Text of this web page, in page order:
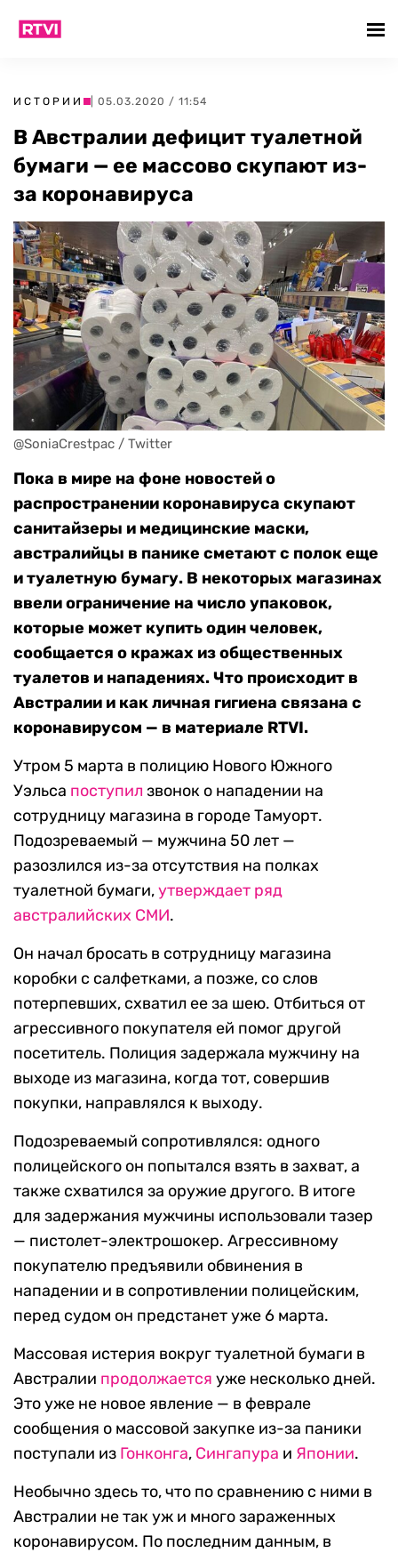
ИСТОРИИ | 05.03.2020 / 11:54
В Австралии дефицит туалетной
бумаги — ее массово скупают из-
за коронавируса
@SoniaCrestpac / Twitter
Пока в мире на фоне новостей о
распространении коронавируса скупают
санитайзеры и медицинские маски,
австралийцы в панике сметают с полок еще
и туалетную бумагу. В некоторых магазинах
ввели ограничение на число упаковок,
которые может купить один человек,
сообщается о кражах из общественных
туалетов и нападениях. Что происходит в
Австралии и как личная гигиена связана с
коронавирусом — в материале RTVI.
Утром 5 марта в полицию Нового Южного
Уэльса поступил звонок о нападении на
сотрудницу магазина в городе Тамуорт.
Подозреваемый — мужчина 50 лет —
разозлился из-за отсутствия на полках
туалетной бумаги,утверждает ряд
австралийских СМИ.
Он начал бросать в сотрудницу магазина
коробки с салфетками, а позже, со слов
потерпевших, схватил ее за шею. Отбиться от
агрессивного покупателя ей помог другой
посетитель. Полиция задержала мужчину на
выходе из магазина, когда тот, совершив
покупки, направлялся к выходу.
Подозреваемый сопротивлялся: одного
полицейского он попытался взять в захват, а
также схватился за оружие другого. В итоге
для задержания мужчины использовали тазер
— пистолет-электрошокер. Агрессивному
покупателю предъявили обвинения в
нападении и в сопротивлении полицейским,
перед судом он предстанет уже 6 марта.
Массовая истерия вокруг туалетной бумаги в
Австралии продолжается уже несколько дней.
Это уже не новое явление — в феврале
сообщения о массовой закупке из-за паники
поступали из Гонконга, Сингапура и Японии.
Необычно здесь то, что по сравнению с ними в
Австралии не так уж и много зараженных
коронавирусом. По последним данным, в